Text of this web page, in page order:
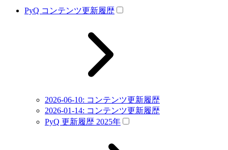
PyQ コンテンツ更新履歴
2026-06-10: コンテンツ更新履歴
2026-01-14: コンテンツ更新履歴
PyQ 更新履歴 2025年